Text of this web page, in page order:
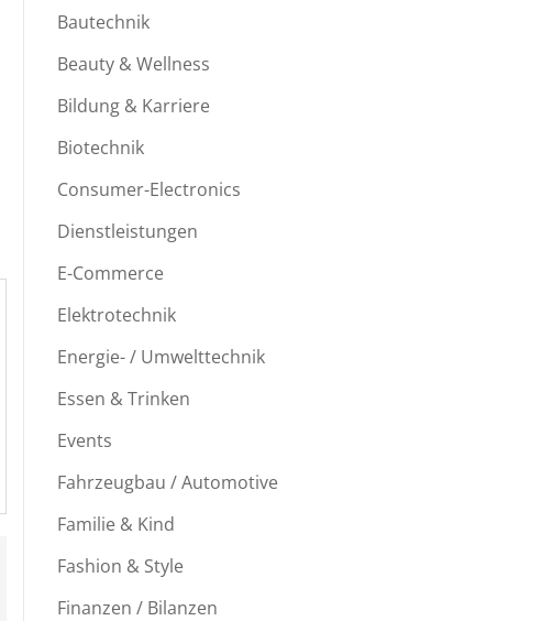
Bautechnik
Beauty & Wellness
Bildung & Karriere
Biotechnik
Consumer-Electronics
Dienstleistungen
E-Commerce
Elektrotechnik
Energie- / Umwelttechnik
Essen & Trinken
Events
Fahrzeugbau / Automotive
Familie & Kind
Fashion & Style
Finanzen / Bilanzen